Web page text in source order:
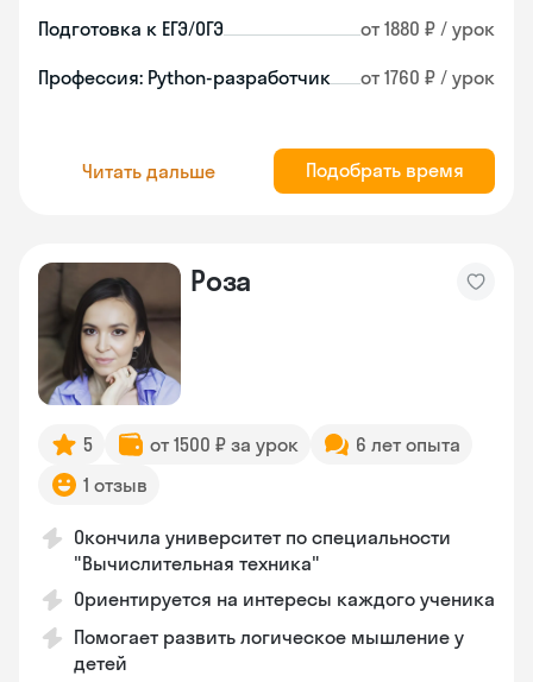
Подготовка к ЕГЭ/ОГЭ от 1880 ₽ / урок
Профессия: Python-разработчик от 1760 ₽ / урок
Читать дальше Подобрать время
Роза
5 от 1500 ₽ за урок
6 лет опыта
1 отзыв
Окончила университет по специальности
"Вычислительная техника"
Ориентируется на интересы каждого ученика
Помогает развить логическое мышление у
детей